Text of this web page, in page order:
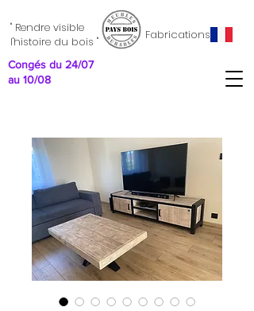
" Rendre visible
l'histoire du bois "
Fabrications
Congés du 24/07
au 10/08